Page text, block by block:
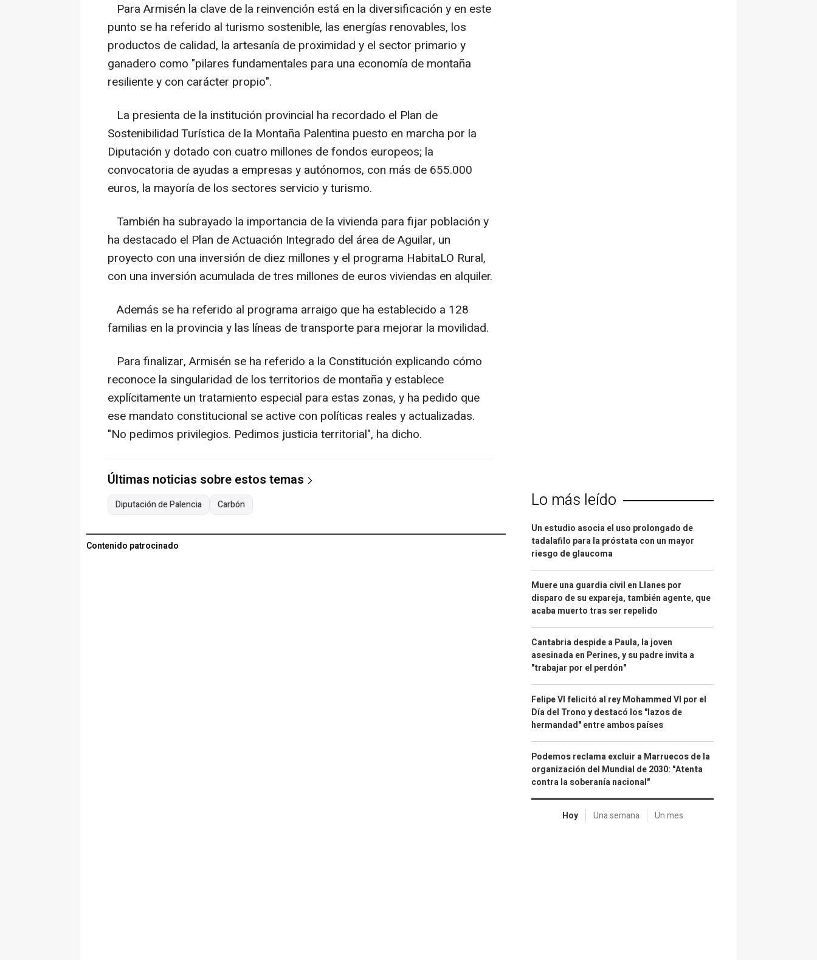
Para Armisén la clave de la reinvención está en la diversificación y en este
punto se ha referido al turismo sostenible, las energías renovables, los
productos de calidad, la artesanía de proximidad y el sector primario y
ganadero como "pilares fundamentales para una economía de montaña
resiliente y con carácter propio".
La presienta de la institución provincial ha recordado el Plan de
Sostenibilidad Turística de la Montaña Palentina puesto en marcha por la
Diputación y dotado con cuatro millones de fondos europeos; la
convocatoria de ayudas a empresas y autónomos, con más de 655.000
euros, la mayoría de los sectores servicio y turismo.
También ha subrayado la importancia de la vivienda para fijar población y
ha destacado el Plan de Actuación Integrado del área de Aguilar, un
proyecto con una inversión de diez millones y el programa HabitaLO Rural,
con una inversión acumulada de tres millones de euros viviendas en alquiler.
Además se ha referido al programa arraigo que ha establecido a 128
familias en la provincia y las líneas de transporte para mejorar la movilidad.
Para finalizar, Armisén se ha referido a la Constitución explicando cómo
reconoce la singularidad de los territorios de montaña y establece
explícitamente un tratamiento especial para estas zonas, y ha pedido que
ese mandato constitucional se active con políticas reales y actualizadas.
"No pedimos privilegios. Pedimos justicia territorial", ha dicho.
Últimas noticias sobre estos temas
Diputación de Palencia Carbón
Contenido patrocinado
Lo más leído
Un estudio asocia el uso prolongado de
tadalafilo para la próstata con un mayor
riesgo de glaucoma
Muere una guardia civil en Llanes por
disparo de su expareja, también agente, que
acaba muerto tras ser repelido
Cantabria despide a Paula, la joven
asesinada en Perines, y su padre invita a
"trabajar por el perdón"
Felipe VI felicitó al rey Mohammed VI por el
Día del Trono y destacó los "lazos de
hermandad" entre ambos países
Podemos reclama excluir a Marruecos de la
organización del Mundial de 2030: "Atenta
contra la soberanía nacional"
Hoy Una semana Un mes